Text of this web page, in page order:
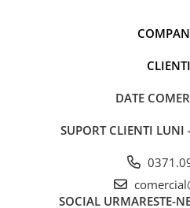
Sisteme stationare | Linia vietii
Dispozitive de salvare
Servicii verificare echipamente
ARTICOLE TEHNICE SI PRIM
DETECTIE SI SEMNALIZARE
UNICĂ FOLOSINȚĂ
CLIENTI
DATE
SUPORT CLIENTI LUNI
SOCIAL URMARESTE-